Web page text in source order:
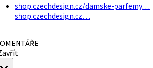
shop.czechdesign.cz/damske-parfemy…
shop.czechdesign.cz…